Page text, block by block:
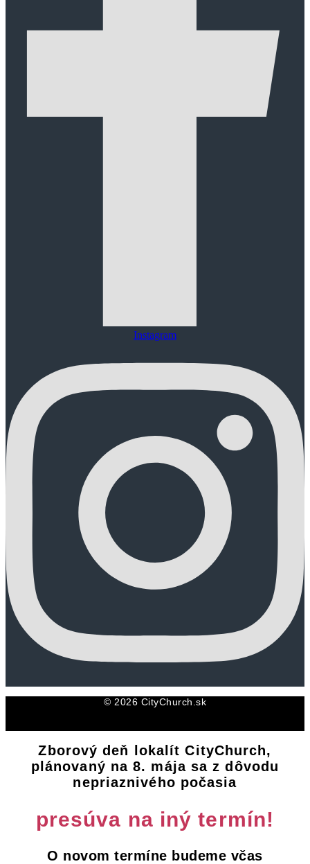
Instagram
© 2026 CityChurch.sk
Zborový deň lokalít CityChurch,
plánovaný na 8. mája sa z dôvodu
nepriaznivého počasia
presúva na iný termín!
O novom termíne budeme včas